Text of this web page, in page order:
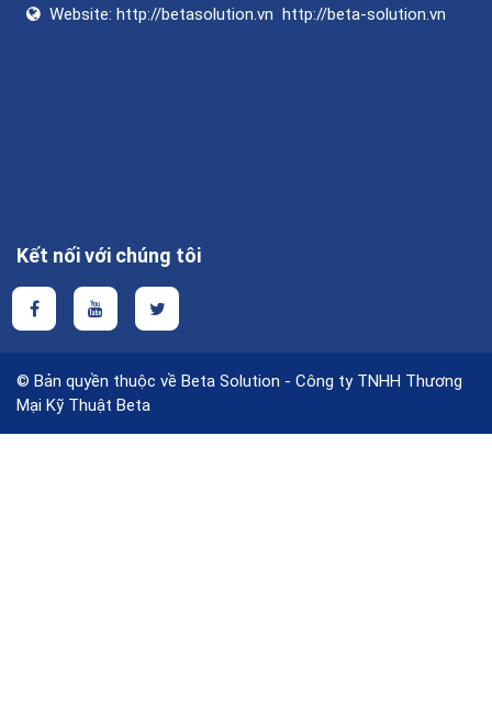
Website: http://betasolution.vn http://beta-solution.vn
Kết nối với chúng tôi
© Bản quyền thuộc về Beta Solution - Công ty TNHH Thương
Mại Kỹ Thuật Beta